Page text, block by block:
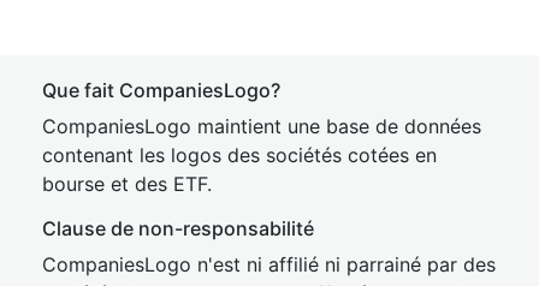
Que fait CompaniesLogo?
CompaniesLogo maintient une base de données
contenant les logos des sociétés cotées en
bourse et des ETF.
Clause de non-responsabilité
CompaniesLogo n'est ni affilié ni parrainé par des